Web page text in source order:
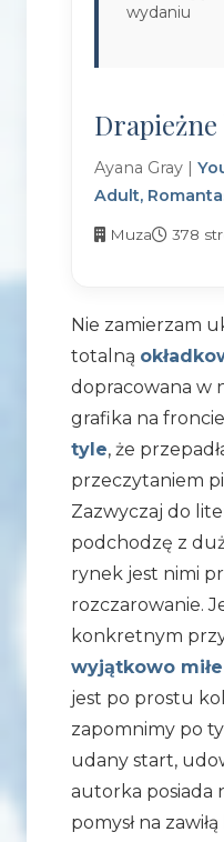
wydaniu
Drapieżne
Ayana Gray |
Adult,
Muza 378
Nie zamierzam
totalną
dopracowana w
grafika na froncie
tyle, że
przeczytaniem
Zazwyczaj do
podchodzę z
rynek jest nimi
rozczarowanie.
konkretnym
wyjątkowo
jest po prostu
zapomnimy po
udany start,
autorka posiada
pomysł na